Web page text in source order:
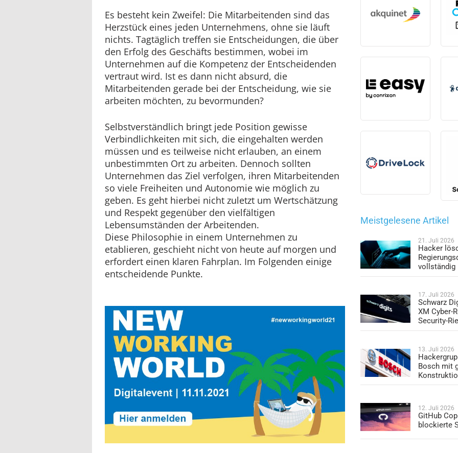
Es besteht kein Zweifel: Die Mitarbeitenden sind das
Herzstück eines jeden Unternehmens, ohne sie läuft
nichts. Tagtäglich treffen sie Entscheidungen, die über
den Erfolg des Geschäfts bestimmen, wobei im
Unternehmen auf die Kompetenz der Entscheidenden
vertraut wird. Ist es dann nicht absurd, die
Mitarbeitenden gerade bei der Entscheidung, wie sie
arbeiten möchten, zu bevormunden?
Selbstverständlich bringt jede Position gewisse
Verbindlichkeiten mit sich, die eingehalten werden
müssen und es teilweise nicht erlauben, an einem
unbestimmten Ort zu arbeiten. Dennoch sollten
Unternehmen das Ziel verfolgen, ihren Mitarbeitenden
so viele Freiheiten und Autonomie wie möglich zu
geben. Es geht hierbei nicht zuletzt um Wertschätzung
und Respekt gegenüber den vielfältigen
Lebensumständen der Arbeitenden.
Diese Philosophie in einem Unternehmen zu
etablieren, geschieht nicht von heute auf morgen und
erfordert einen klaren Fahrplan. Im Folgenden einige
entscheidende Punkte.
Meistgelesene Artikel
21. Juli 2026
Hacker
vollständig
17. Juli 2026
Schwarz
XM Cyber-
Security-
13. Juli 2026
Bosch mit
12. Juli 2026
GitHub
blockierte